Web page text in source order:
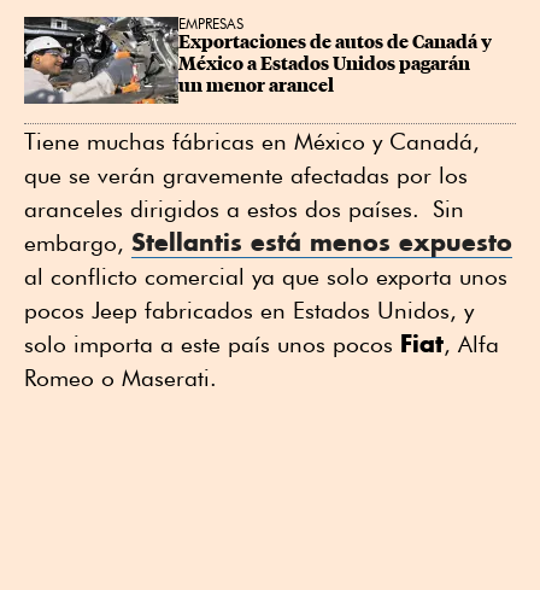
EMPRESAS
Exportaciones de autos de Canadá y
México a Estados Unidos pagarán
un menor arancel
Tiene muchas fábricas en México y Canadá,
que se verán gravemente afectadas por los
aranceles dirigidos a estos dos países. Sin
embargo, Stellantis está menos expuesto
al conflicto comercial ya que solo exporta unos
pocos Jeep fabricados en Estados Unidos, y
solo importa a este país unos pocos Fiat, Alfa
Romeo o Maserati.